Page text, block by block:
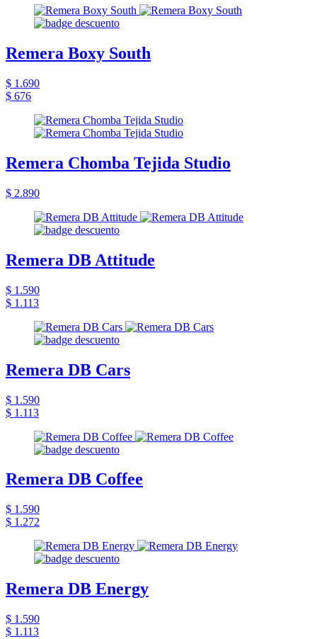
Remera Boxy South
$ 1.690
$ 676
Remera Chomba Tejida Studio
$ 2.890
Remera DB Attitude
$ 1.590
$ 1.113
Remera DB Cars
$ 1.590
$ 1.113
Remera DB Coffee
$ 1.590
$ 1.272
Remera DB Energy
$ 1.590
$ 1.113